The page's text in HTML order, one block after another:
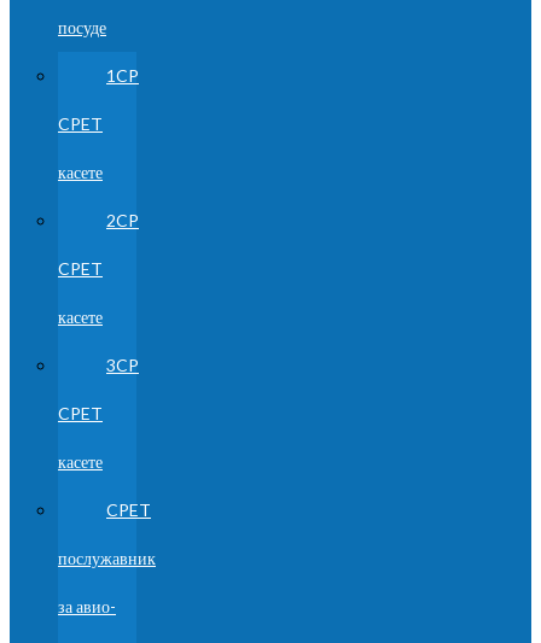
посуде
1CP
CPET
касете
2CP
CPET
касете
3CP
CPET
касете
CPET
послужавник
за авио-